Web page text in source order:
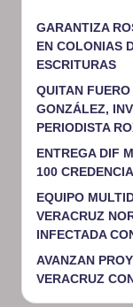
GARANTIZA
EN COLONIAS
ESCRITURAS
QUITAN
GONZÁLEZ,
PERIODISTA
ENTREGA DIF
100
EQUIPO
VERACRUZ
INFECTADA
AVANZAN
VERACRUZ